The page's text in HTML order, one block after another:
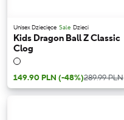
Unisex Dziecięce Sale Dzieci
Kids Dragon Ball Z Classic
Clog
149.90 PLN (-48%)289.99 PLN